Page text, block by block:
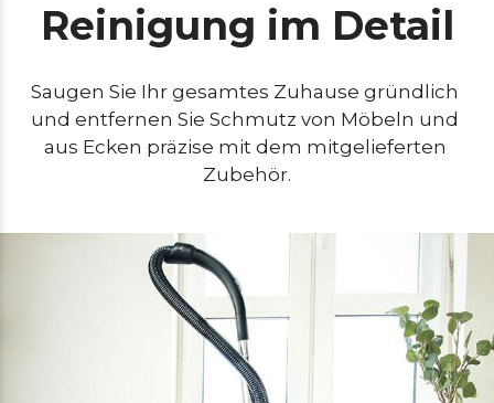
Reinigung im Detail
Saugen Sie Ihr gesamtes Zuhause gründlich
und entfernen Sie Schmutz von Möbeln und
aus Ecken präzise mit dem mitgelieferten
Zubehör.